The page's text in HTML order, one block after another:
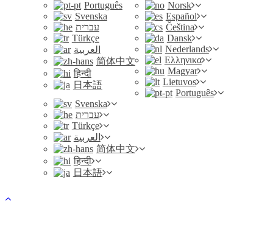
Português
Svenska
עברית
Türkçe
العربية
简体中文
हिन्दी
日本語
Norsk
Español
Čeština
Dansk
Nederlands
Ελληνικα
Magyar
Lietuvos
Português
Svenska
עברית
Türkçe
العربية
简体中文
हिन्दी
日本語